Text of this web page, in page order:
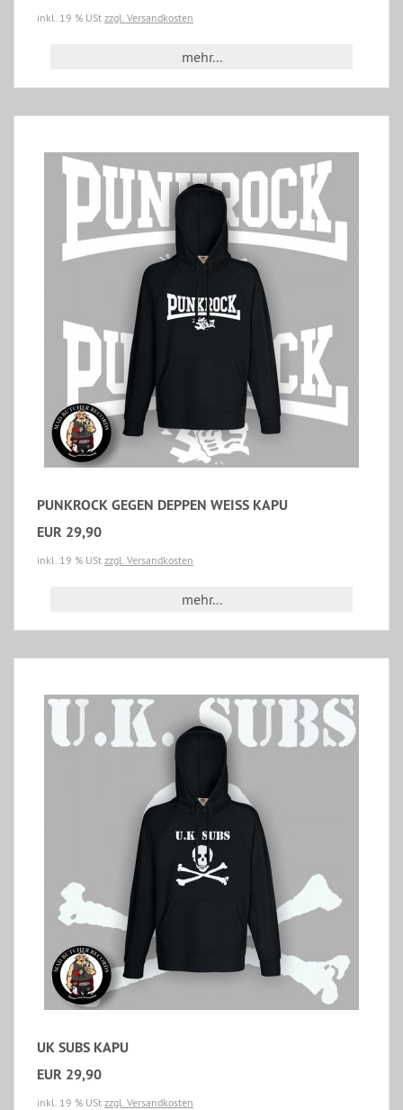
inkl. 19 % USt zzgl. Versandkosten
mehr...
PUNKROCK GEGEN DEPPEN WEISS KAPU
EUR 29,90
inkl. 19 % USt zzgl. Versandkosten
mehr...
UK SUBS KAPU
EUR 29,90
inkl. 19 % USt zzgl. Versandkosten